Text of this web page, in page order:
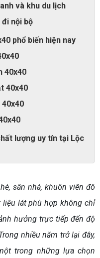
và khu du lịch
đi nội bộ
phổ biến hiện nay
40x40
40x40
lượng uy tín tại Lộc
sân nhà, khuôn viên đô
lát phù hợp không chỉ
hưởng trực tiếp đến độ
nhiều năm trở lại đây,
trong những lựa chọn